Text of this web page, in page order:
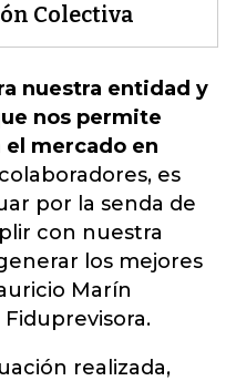
Colectiva
nuestra entidad y
nos permite
mercado en
es
por la senda de
con nuestra
los mejores
Marín
Fiduprevisora.
realizada,